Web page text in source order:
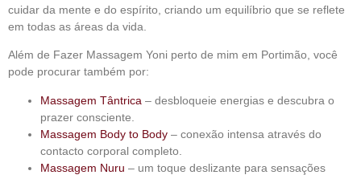
cuidar da mente e do espírito, criando um equilíbrio que se reflete
em todas as áreas da vida.
Além de Fazer Massagem Yoni perto de mim em Portimão , você
pode procurar também por:
Massagem Tântrica – desbloqueie energias e descubra o
prazer consciente.
Massagem Body to Body – conexão intensa através do
contacto corporal completo.
Massagem Nuru – um toque deslizante para sensações